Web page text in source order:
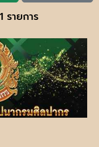
รายการ